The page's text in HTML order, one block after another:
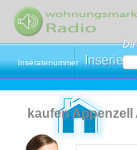
Inseratenummer
kaufen